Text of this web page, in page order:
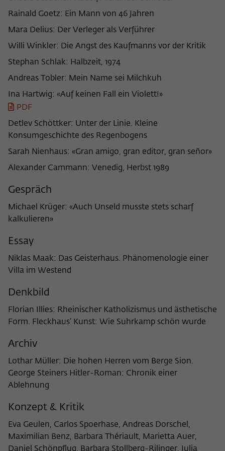
Rainald Goetz: Ein Mann von 46 Jahren
Mara Delius: Der Verleger als Verführer
Willi Winkler: Die Angst des Kaufmanns vor der Kritik
Stephan Schlak: Halbzeit, 1974
Andreas Tobler: Mein Name sei Milchkuh
Ina Hartwig: «Auf keinen Fall ein Violett!»
PDF
Detlev Schöttker: Unter der Linie. Kleine
Konsumgeschichte des Regenbogens
Sarah Nienhaus: «Gran amigo, gran editor, gran señor»
Alexander Cammann: Venedig, Herbst 1989
Gespräch
Michael Krüger: «Auch Unseld musste stets scharf
kalkulieren»
Essay
Niklas Maak: Das Geisterhaus. Phänomenologie einer
Villa im Westend
Denkbild
Florian Illies: Rheinischer Katholizismus und ästhetische
Form. Fleckhaus’ Kunst: Wie Suhrkamp schön wurde
Archiv
Lothar Müller: Die hohen Herren vom Berge Sion.
George Steiners Hitler-Roman: Chronik einer
Ablehnung
Konzept & Kritik
Eva Geulen, Carlos Spoerhase, Andreas Dorschel,
Maximilian Benz, Barbara Thériault, Marietta Auer,
Daniel Schönpflug, Barbara Stollberg-Rilinger, Julia
Provider
Lifetime 6 Monate
website or search engine the visitor was
Name _pk_ses
Provider Matomo
Lifetime
frequency of viewing, duration of playback time, etc).